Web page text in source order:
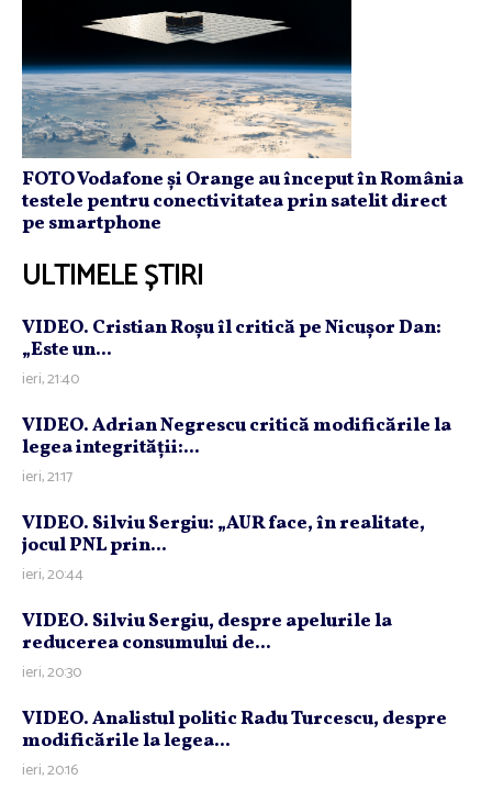
FOTO Vodafone și Orange au început în România
testele pentru conectivitatea prin satelit direct
pe smartphone
ULTIMELE ȘTIRI
VIDEO. Cristian Roşu îl critică pe Nicuşor Dan:
„Este un...
ieri, 21:40
VIDEO. Adrian Negrescu critică modificările la
legea integrităţii:...
ieri, 21:17
VIDEO. Silviu Sergiu: „AUR face, în realitate,
jocul PNL prin...
ieri, 20:44
VIDEO. Silviu Sergiu, despre apelurile la
reducerea consumului de...
ieri, 20:30
VIDEO. Analistul politic Radu Turcescu, despre
modificările la legea...
ieri, 20:16